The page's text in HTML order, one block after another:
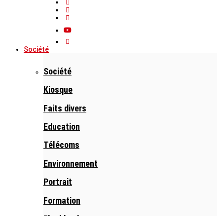
Société
Société
Kiosque
Faits divers
Education
Télécoms
Environnement
Portrait
Formation